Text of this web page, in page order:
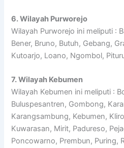
6. Wilayah Purworejo
Wilayah Purworejo ini meliputi :
Bener, Bruno, Butuh, Gebang,
Kutoarjo, Loano, Ngombol,
7. Wilayah Kebumen
Wilayah Kebumen ini meliputi :
Buluspesantren, Gombong,
Karangsambung, Kebumen,
Kuwarasan, Mirit, Padureso,
Poncowarno, Prembun, Puring,